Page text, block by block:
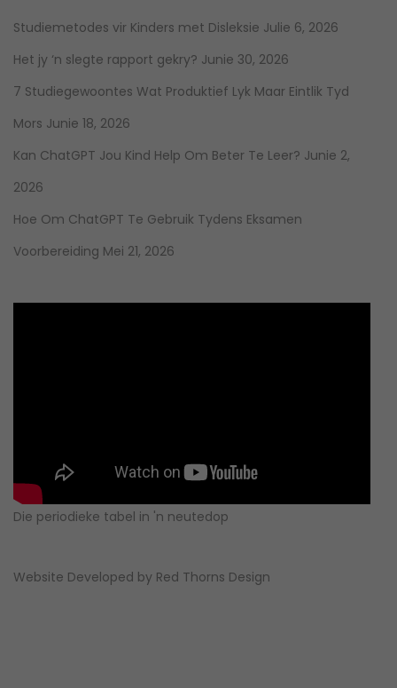
Studiemetodes vir Kinders met Disleksie Julie 6, 2026
Het jy ‘n slegte rapport gekry? Junie 30, 2026
7 Studiegewoontes Wat Produktief Lyk Maar Eintlik Tyd
Mors Junie 18, 2026
Kan ChatGPT Jou Kind Help Om Beter Te Leer? Junie 2,
2026
Hoe Om ChatGPT Te Gebruik Tydens Eksamen
Voorbereiding Mei 21, 2026
Die periodieke tabel in 'n neutedop
Website Developed by Red Thorns Design